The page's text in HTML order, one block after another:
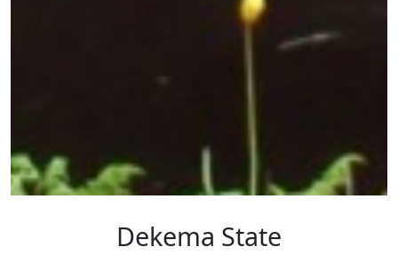
Dekema State